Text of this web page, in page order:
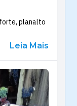
planalto
Leia Mais